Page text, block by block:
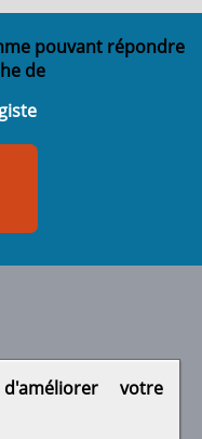
pouvant répondre
de
votre